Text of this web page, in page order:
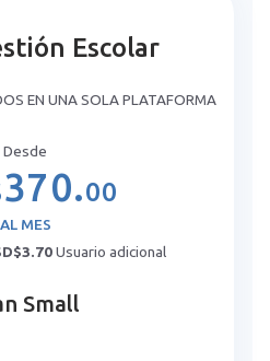
Escolar
EN UNA SOLA PLATAFORMA
Desde
370.00
AL MES
Usuario adicional
Small